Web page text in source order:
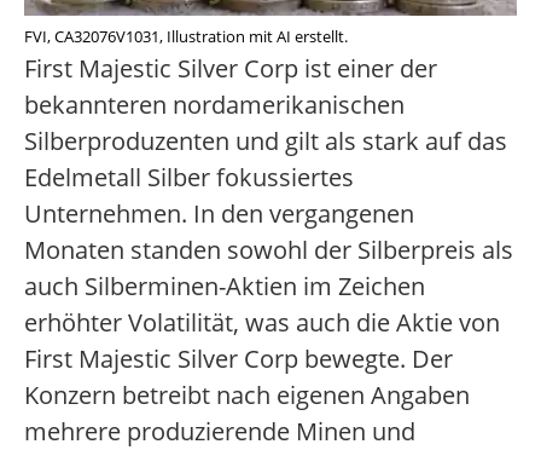
FVI, CA32076V1031, Illustration mit AI erstellt.
First Majestic Silver Corp ist einer der
bekannteren nordamerikanischen
Silberproduzenten und gilt als stark auf das
Edelmetall Silber fokussiertes
Unternehmen. In den vergangenen
Monaten standen sowohl der Silberpreis als
auch Silberminen-Aktien im Zeichen
erhöhter Volatilität, was auch die Aktie von
First Majestic Silver Corp bewegte. Der
Konzern betreibt nach eigenen Angaben
mehrere produzierende Minen und